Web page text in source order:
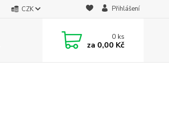
CZK Přihlášení
0ks
za 0,00 Kč